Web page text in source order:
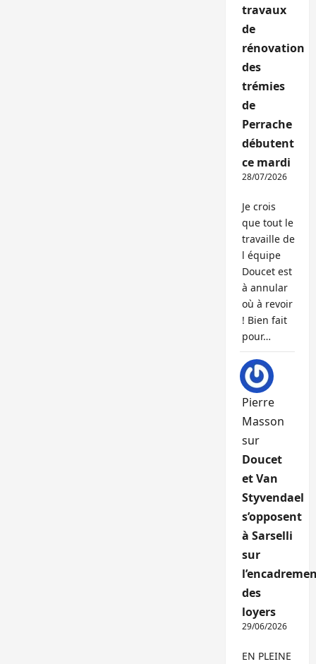
travaux
de
rénovation
des
trémies
de
Perrache
débutent
ce mardi
28/07/2026
Je crois
que tout le
travaille de
l équipe
Doucet est
à annular
où à revoir
! Bien fait
pour…
Pierre
Masson
sur
Doucet
et Van
Styvendael
s’opposent
à Sarselli
sur
des
loyers
29/06/2026
EN PLEINE